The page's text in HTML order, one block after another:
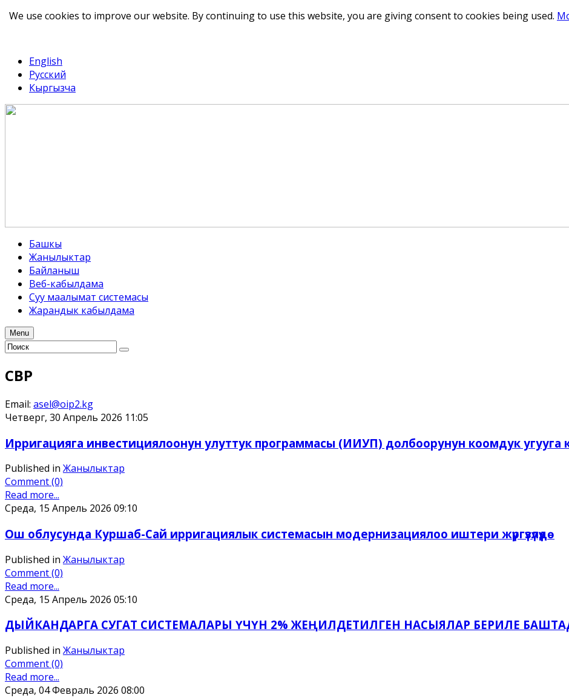
English
Русский
Кыргызча
Башкы
Жанылыктар
Байланыш
Веб-кабылдама
Суу маалымат системасы
Жарандык кабылдама
Menu
СВР
Email: asel@oip2.kg
Четверг, 30 Апрель 2026 11:05
Ирригацияга инвестициялоонун улуттук программасы (ИИУП) долбоорунун коомдук угууга
Published in Жанылыктар
Comment (0)
Read more...
Среда, 15 Апрель 2026 09:10
Ош облусунда Куршаб-Сай ирригациялык системасын модернизациялоо иштери жүргүзүлүүдө
Published in Жанылыктар
Comment (0)
Read more...
Среда, 15 Апрель 2026 05:10
ДЫЙКАНДАРГА СУГАТ СИСТЕМАЛАРЫ ҮЧҮН 2% ЖЕҢИЛДЕТИЛГЕН НАСЫЯЛАР БЕРИЛЕ
Published in Жанылыктар
Comment (0)
Read more...
Среда, 04 Февраль 2026 08:00
We use cookies to improve our website. By continuing to use this website, you are giving consent to cookies being used.